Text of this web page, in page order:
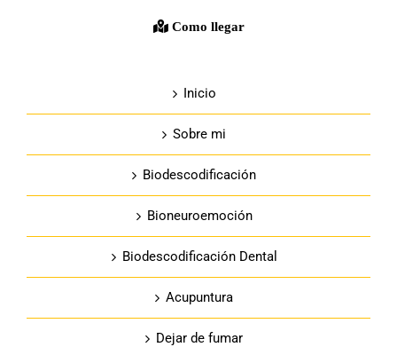
Como llegar
Inicio
Sobre mi
Biodescodificación
Bioneuroemoción
Biodescodificación Dental
Acupuntura
Dejar de fumar